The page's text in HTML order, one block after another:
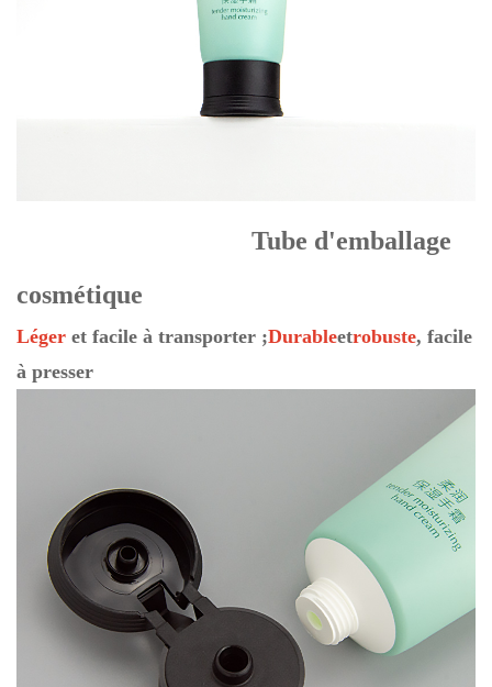
Tube d'emballage
cosmétique
Léger et facile à transporter ;Durableetrobuste, facile
à presser